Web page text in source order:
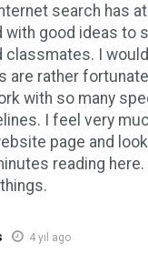
search has
with good ideas to
classmates. I
are rather
with so many
I feel very
page and
reading here.
4 yıl ago